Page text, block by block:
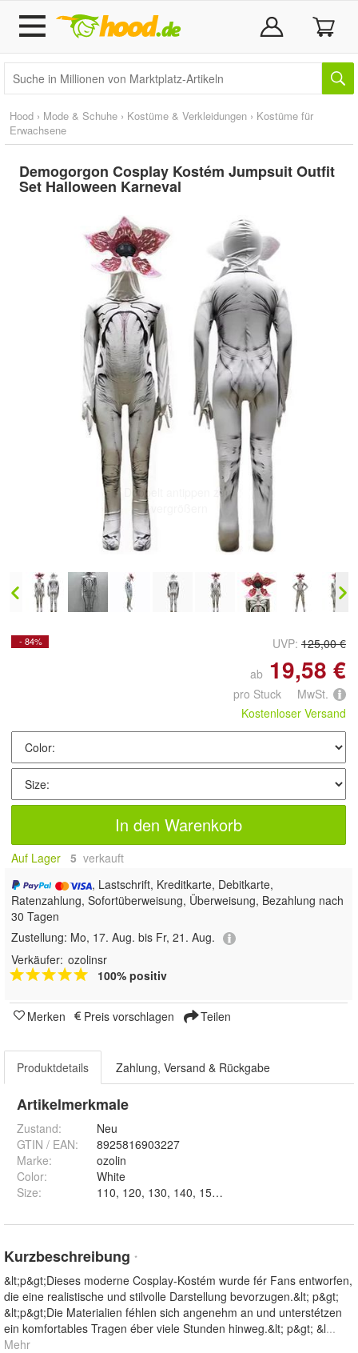
Hood › Mode & Schuhe › Kostüme & Verkleidungen › Kostüme für
Erwachsene
Demogorgon Cosplay Kostém Jumpsuit Outfit
Set Halloween Karneval
Doppelt antippen zum
- 84% UVP: 125,00 €
ab 19,58 €
pro Stuck MwSt.
Kostenloser Versand
In den Warenkorb
Auf Lager 5 verkauft
, Lastschrift, Kreditkarte, Debitkarte,
Ratenzahlung, Sofortüberweisung, Überweisung, Bezahlung nach
30 Tagen
Zustellung: Mo, 17. Aug. bis Fr, 21. Aug.
Verkäufer: ozolinsr
100% positiv
Merken Preis vorschlagen Teilen
Produktdetails Zahlung, Versand & Rückgabe
Artikelmerkmale
Zustand:
Neu
GTIN / EAN:
8925816903227
Marke:
ozolin
Color:
White
Size:
Kurzbeschreibung *
&lt;p&gt;Dieses moderne Cosplay-Kostém wurde fér Fans entworfen,
die eine realistische und stilvolle Darstellung bevorzugen.&lt; p&gt;
&lt;p&gt;Die Materialien féhlen sich angenehm an und unterstétzen
ein komfortables Tragen éber viele Stunden hinweg.&lt; p&gt; &l...
Mehr